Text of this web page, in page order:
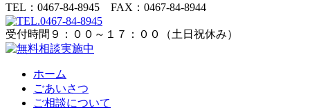
TEL：0467-84-8945 FAX：0467-84-8944
受付時間９：００～１７：００（土日祝休み）
ホーム
ごあいさつ
ご相談について